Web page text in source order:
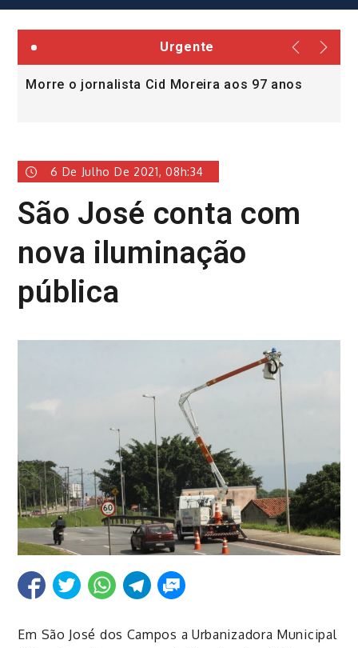
Urgente
Morre o jornalista Cid Moreira aos 97 anos
6 De Julho De 2021, 08h:34
São José conta com
nova iluminação
pública
Em São José dos Campos a Urbanizadora Municipal